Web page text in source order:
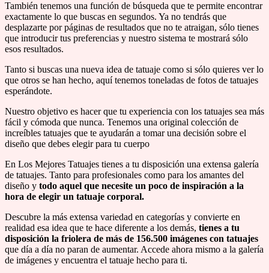
También tenemos una función de búsqueda que te permite encontrar
exactamente lo que buscas en segundos. Ya no tendrás que
desplazarte por páginas de resultados que no te atraigan, sólo tienes
que introducir tus preferencias y nuestro sistema te mostrará sólo
esos resultados.
Tanto si buscas una nueva idea de tatuaje como si sólo quieres ver lo
que otros se han hecho, aquí tenemos toneladas de fotos de tatuajes
esperándote.
Nuestro objetivo es hacer que tu experiencia con los tatuajes sea más
fácil y cómoda que nunca. Tenemos una original colección de
increíbles tatuajes que te ayudarán a tomar una decisión sobre el
diseño que debes elegir para tu cuerpo
En Los Mejores Tatuajes tienes a tu disposición una extensa galería
de tatuajes. Tanto para profesionales como para los amantes del
diseño y todo aquel que necesite un poco de inspiración a la
hora de elegir un tatuaje corporal.
Descubre la más extensa variedad en categorías y convierte en
realidad esa idea que te hace diferente a los demás, tienes a tu
disposición la friolera de más de 156.500 imágenes con tatuajes
que día a día no paran de aumentar. Accede ahora mismo a la galería
de imágenes y encuentra el tatuaje hecho para ti.